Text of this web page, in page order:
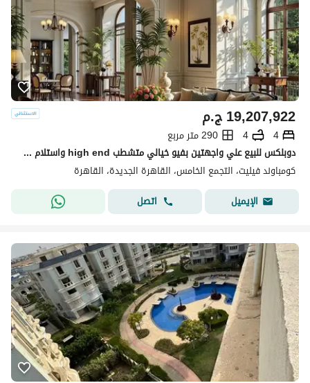
ج.م19,207,922
4
4
290 متر مربع
دوبلكس للبيع علي واجهتين بفيو خيالي متشطب high end واستلام فوري في سوديك فيليت sodic villette في التجمع الخامس
كومباوند فيليت، التجمع الخامس، القاهرة الجديدة، القاهرة
الإيميل
اتصل